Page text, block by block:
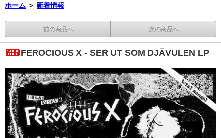
ホーム ＞ 新着情報
前の商品へ 次の商品へ
FEROCIOUS X - SER UT SOM DJÄVULEN LP